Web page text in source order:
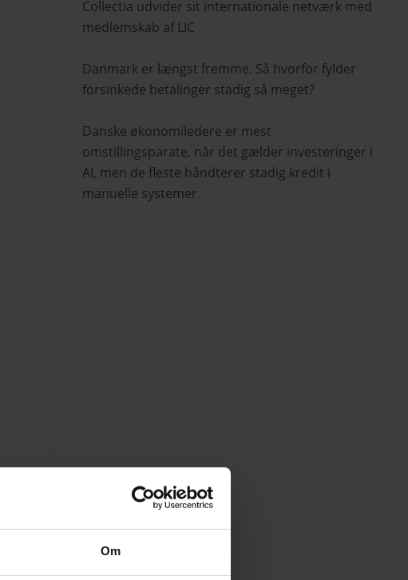
Om
Collectia udvider sit internationale netværk med
medlemskab af LIC
Danmark er længst fremme. Så hvorfor fylder
forsinkede betalinger stadig så meget?
Danske økonomiledere er mest
omstillingsparate, når det gælder investeringer i
AI, men de fleste håndterer stadig kredit i
manuelle systemer